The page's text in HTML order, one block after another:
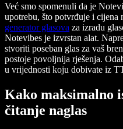
Već smo spomenuli da je
upotrebu, što potvrđuje i cijena
generator glasova za izradu
Notevibes je izvrstan alat.
stvoriti poseban glas za vaš
postoje povoljnija rješenja.
u vrijednosti koju dobivate iz
Kako maksimalno
čitanje naglas